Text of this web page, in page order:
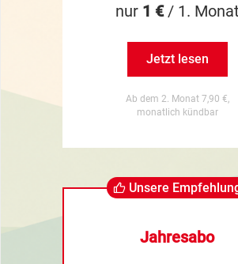
nur 1 €/ 1. Monat
Jetzt lesen
Ab dem 2. Monat 7,90 €,
monatlich kündbar
Unsere
Jahresabo